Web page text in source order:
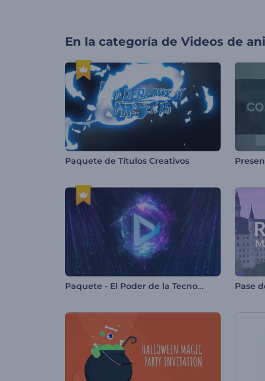
En la categoría de Videos de
Paquete de Títulos Creativos
Paquete - El Poder de la Tecnología